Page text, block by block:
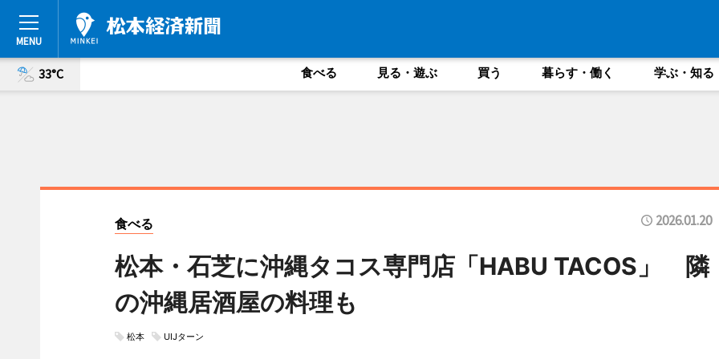
33°C 食べる 見る・遊ぶ 買う 暮らす・働く 学ぶ・知る
食べる 2026.01.20
松本・石芝に沖縄タコス専門店「HABU TACOS」 隣
の沖縄居酒屋の料理も
松本 UIJターン